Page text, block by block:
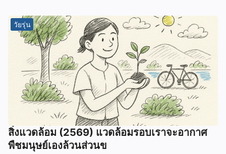
วัยรุ่น
สิ่งแวดล้อม (2569) แวดล้อมรอบเราจะอากาศ
พืชมนุษย์เองล้วนส่วนข